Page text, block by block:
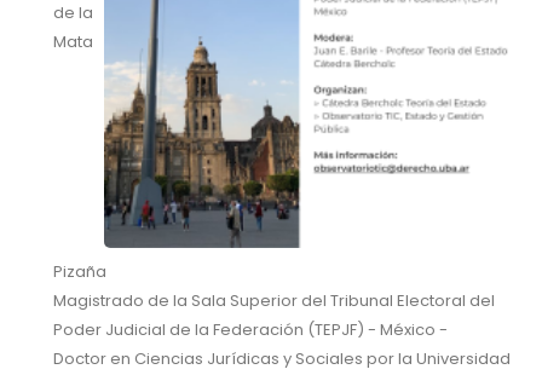
de la
Mata
Pizaña
Magistrado de la Sala Superior del Tribunal Electoral del
Poder Judicial de la Federación (TEPJF) - México -
Doctor en Ciencias Jurídicas y Sociales por la Universidad